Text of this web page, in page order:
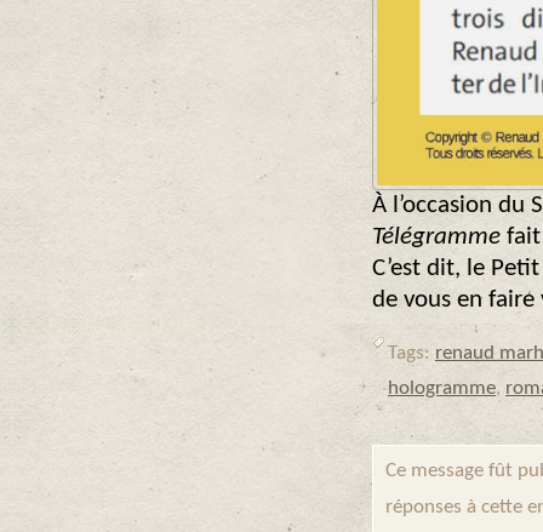
À l’occasion du
Télégramme
C’est dit, le
de vous en
Tags: renaud
hologramme,
Ce message fût
réponses à cette